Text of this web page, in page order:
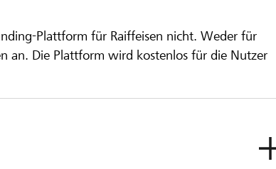
Plattform für Raiffeisen nicht. Weder für
an. Die Plattform wird kostenlos für die Nutzer